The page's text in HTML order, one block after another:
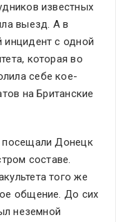
известных
выезд. А в
инцидент с одной
которая во
себе кое-
на Британские
посещали Донецк
составе.
того же
общение. До сих
неземной